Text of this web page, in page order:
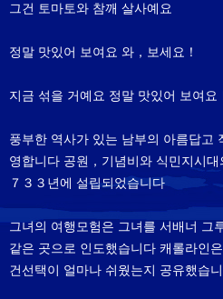
그건 토마토와 참깨 살사예요
정말 맛있어 보여요 와，보세요！
지금 섞을 거예요 정말 맛있어 보여요
풍부한 역사가 있는 남부의 아름답고
영합니다 공원，기념비와 식민지시
７３３년에 설립되었습니다
그녀의 여행모험은 그녀를 서배너 그
같은 곳으로 인도했습니다 캐롤라인
건선택이 얼마나 쉬웠는지 공유했습